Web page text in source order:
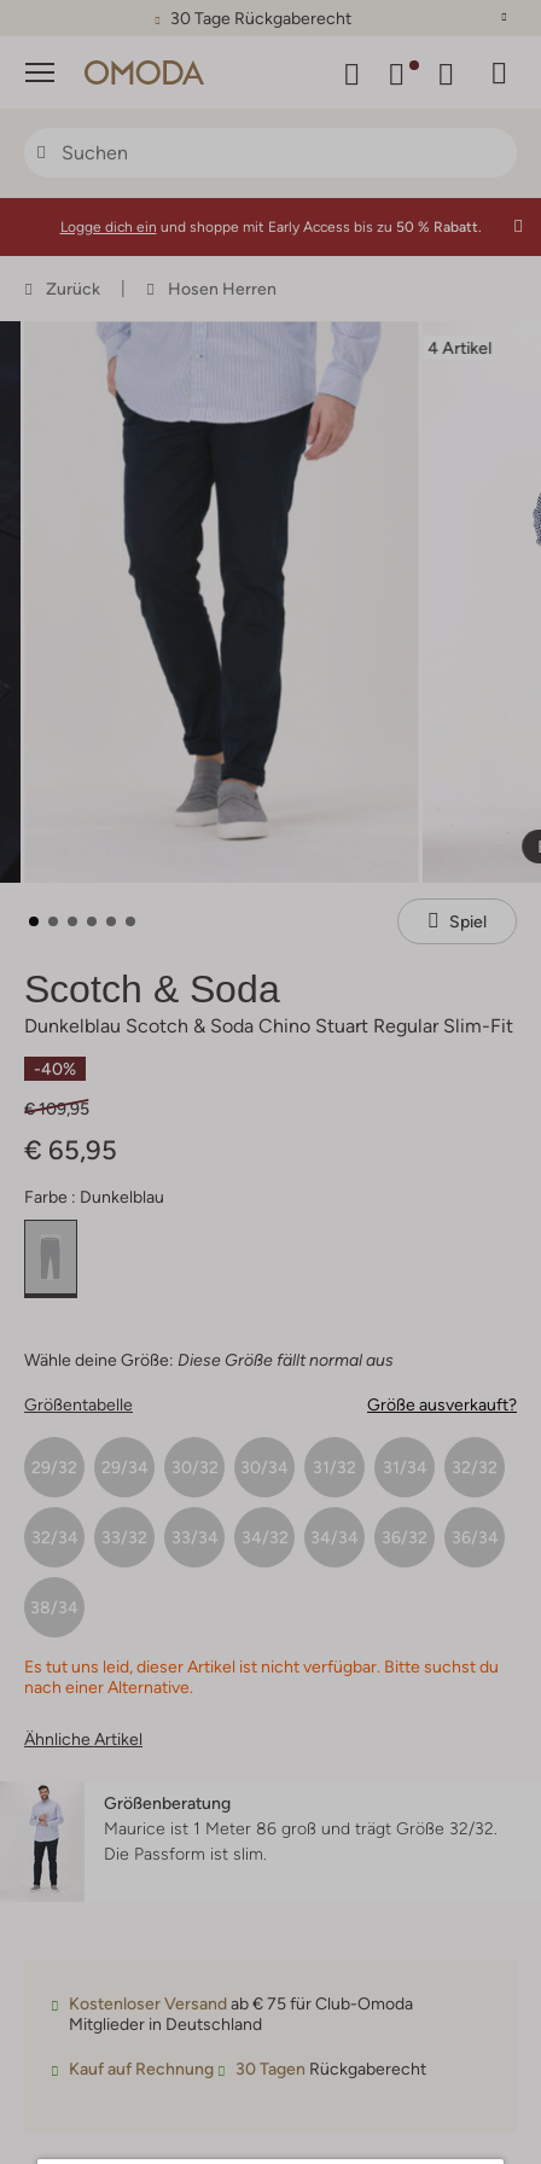
30 Tage Rückgaberecht
Menü
Logge dich ein und shoppe mit Early Access bis zu 50 % Rabatt.
Zurück Hosen Herren
4 Artikel
Spiel
Scotch & Soda
Dunkelblau Scotch & Soda Chino Stuart Regular Slim-Fit
-40%
€ 109,95
€ 65,95
Farbe : Dunkelblau
Wähle deine Größe: Diese Größe fällt normal aus
Größentabelle Größe ausverkauft?
29/32 29/34 30/32 30/34 31/32 31/34 32/32
32/34 33/32 33/34 34/32 34/34 36/32 36/34
38/34
Es tut uns leid, dieser Artikel ist nicht verfügbar. Bitte suchst du
nach einer Alternative.
Ähnliche Artikel
Größenberatung
Maurice ist 1 Meter 86 groß und trägt Größe 32/32.
Die Passform ist slim
Kostenloser Versandab € 75 für Club-Omoda
Mitglieder in Deutschland
Kauf auf Rechnung 30 Tagen Rückgaberecht